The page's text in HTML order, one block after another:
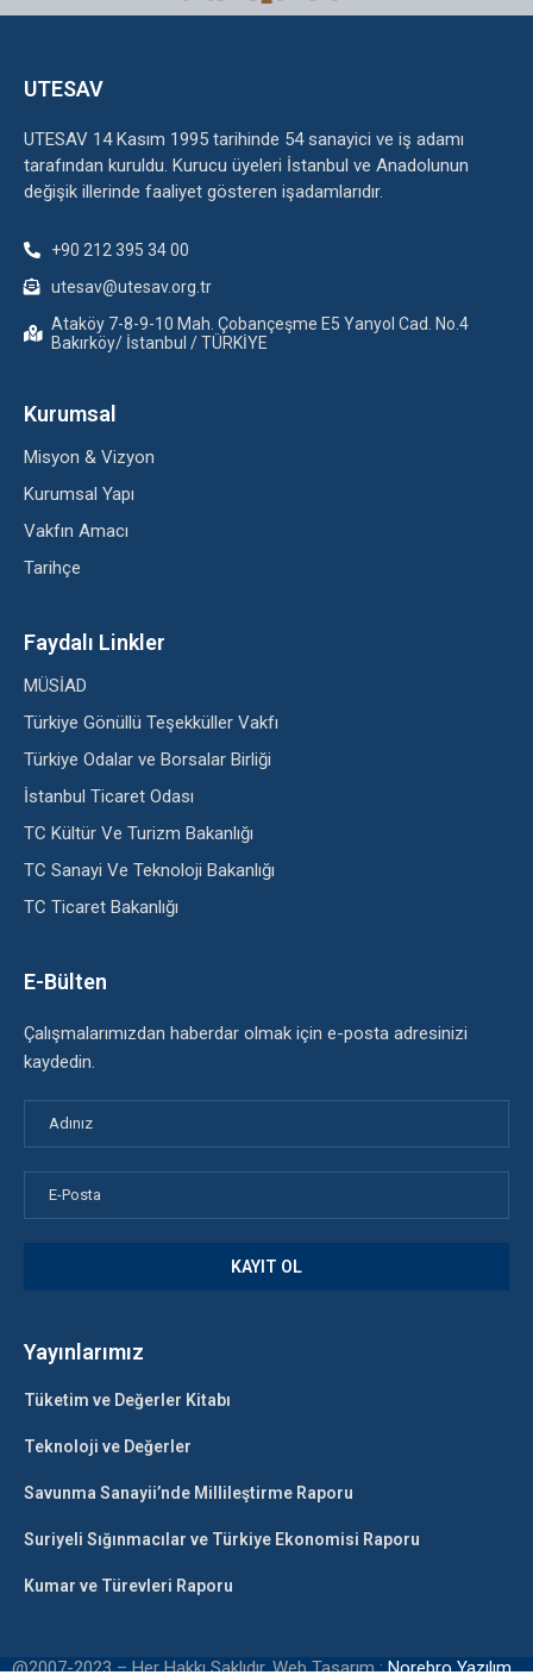
UTESAV
UTESAV 14 Kasım 1995 tarihinde 54 sanayici ve iş adamı
tarafından kuruldu. Kurucu üyeleri İstanbul ve Anadolunun
değişik illerinde faaliyet gösteren işadamlarıdır.
+90 212 395 34 00
utesav@utesav.org.tr
Ataköy 7-8-9-10 Mah. Çobançeşme E5 Yanyol Cad. No.4
Bakırköy/ İstanbul / TÜRKİYE
Kurumsal
Misyon & Vizyon
Kurumsal Yapı
Vakfın Amacı
Tarihçe
Faydalı Linkler
MÜSİAD
Türkiye Gönüllü Teşekküller Vakfı
Türkiye Odalar ve Borsalar Birliği
İstanbul Ticaret Odası
TC Kültür Ve Turizm Bakanlığı
TC Sanayi Ve Teknoloji Bakanlığı
TC Ticaret Bakanlığı
E-Bülten
Çalışmalarımızdan haberdar olmak için e-posta adresinizi
kaydedin.
Yayınlarımız
Tüketim ve Değerler Kitabı
Teknoloji ve Değerler
Savunma Sanayii’nde Millileştirme Raporu
Suriyeli Sığınmacılar ve Türkiye Ekonomisi Raporu
Kumar ve Türevleri Raporu
@2007-2023 – Her Hakkı Saklıdır. Web Tasarım :Norebro Yazılım